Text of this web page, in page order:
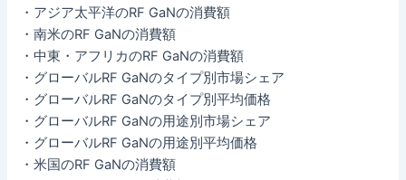
・アジア太平洋のRF GaNの消費額
・南米のRF GaNの消費額
・中東・アフリカのRF GaNの消費額
・グローバルRF GaNのタイプ別市場シェア
・グローバルRF GaNのタイプ別平均価格
・グローバルRF GaNの用途別市場シェア
・グローバルRF GaNの用途別平均価格
・米国のRF GaNの消費額